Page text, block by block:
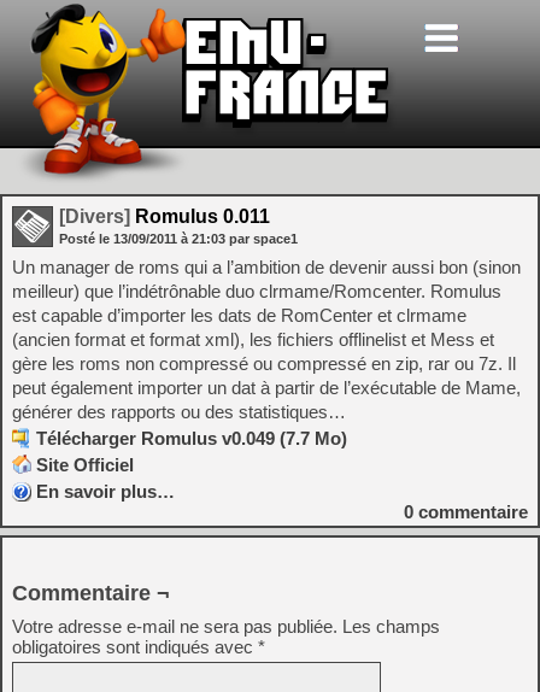
[Divers] Romulus 0.011
Posté le 13/09/2011 à 21:03 par space1
Un manager de roms qui a l’ambition de devenir aussi bon (sinon
meilleur) que l’indétrônable duo clrmame/Romcenter. Romulus
est capable d’importer les dats de RomCenter et clrmame
(ancien format et format xml), les fichiers offlinelist et Mess et
gère les roms non compressé ou compressé en zip, rar ou 7z. Il
peut également importer un dat à partir de l’exécutable de Mame,
générer des rapports ou des statistiques…
Télécharger Romulus v0.049 (7.7 Mo)
Site Officiel
En savoir plus…
0 commentaire
Commentaire ¬
Votre adresse e-mail ne sera pas publiée. Les champs
obligatoires sont indiqués avec *